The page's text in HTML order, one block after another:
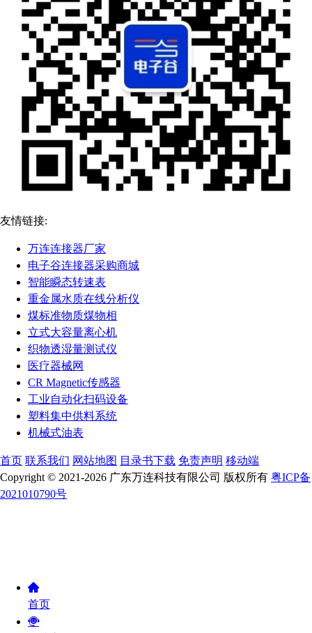
友情链接:
万连连接器厂家
电子谷连接器采购商城
智能瞬态转速表
重金属水质在线分析仪
煤标准物质煤物相
立式大容量离心机
织物透湿量测试仪
医疗器械网
CR Magnetic传感器
工业自动化扫码设备
塑料集中供料系统
机械式油表
首页 联系我们 网站地图 目录书下载 免责声明 移动端
Copyright © 2021-2026 广东万连科技有限公司 版权所有 粤ICP备
2021010790号
首页